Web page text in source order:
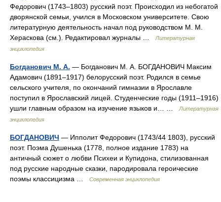
Федорович (1743–1803) русский поэт. Происходил из небогатой
дворянской семьи, учился в Московском университете. Свою
литературную деятельность начал под руководством М. М.
Хераскова (см.). Редактировал журналы …
Литературная
энциклопедия
Богданович М. А. — Богданович М. А. БОГДАНОВИЧ Максим
Адамович (1891–1917) белорусский поэт. Родился в семье
сельского учителя, по окончаний гимназии в Ярославле
поступил в Ярославский лицей. Студенческие годы (1911–1916)
ушли главным образом на изучение языков и… …
Литературная
энциклопедия
БОГДАНОВИЧ — Ипполит Федорович (1743/44 1803), русский
поэт. Поэма Душенька (1778, полное издание 1783) на
античный сюжет о любви Психеи и Купидона, стилизованная
под русские народные сказки, пародировала героические
поэмы классицизма …
Современная энциклопедия